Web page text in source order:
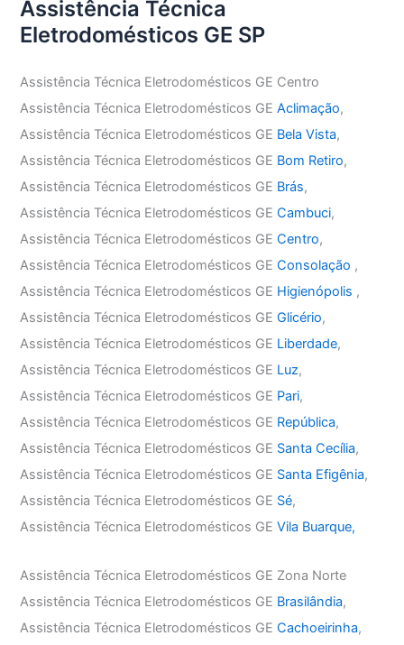
Assistência Técnica
Eletrodomésticos GE SP
Assistência Técnica Eletrodomésticos GE Centro
Assistência Técnica Eletrodomésticos GEAclimação,
Assistência Técnica Eletrodomésticos GE Bela Vista,
Assistência Técnica Eletrodomésticos GE Bom Retiro,
Assistência Técnica Eletrodomésticos GE Brás,
Assistência Técnica Eletrodomésticos GECambuci,
Assistência Técnica Eletrodomésticos GECentro,
Assistência Técnica Eletrodomésticos GEConsolação ,
Assistência Técnica Eletrodomésticos GE Higienópolis ,
Assistência Técnica Eletrodomésticos GEGlicério,
Assistência Técnica Eletrodomésticos GE Liberdade,
Assistência Técnica Eletrodomésticos GE Luz,
Assistência Técnica Eletrodomésticos GE Pari,
Assistência Técnica Eletrodomésticos GE República,
Assistência Técnica Eletrodomésticos GE Santa Cecília,
Assistência Técnica Eletrodomésticos GE Santa Efigênia,
Assistência Técnica Eletrodomésticos GE Sé,
Assistência Técnica Eletrodomésticos GEVila Buarque,
Assistência Técnica Eletrodomésticos GE Zona Norte
Assistência Técnica Eletrodomésticos GE Brasilândia,
Assistência Técnica Eletrodomésticos GECachoeirinha,